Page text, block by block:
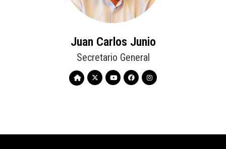
Juan Carlos Junio
Secretario General